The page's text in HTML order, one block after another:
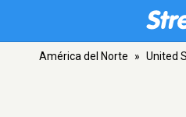
América del Norte » United